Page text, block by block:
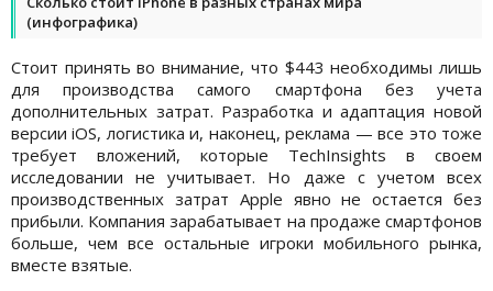
(инфографика)
Стоит принять во внимание, что $443 необходимы лишь
для производства самого смартфона без учета
дополнительных затрат. Разработка и адаптация новой
версии iOS, логистика и, наконец, реклама — все это тоже
требует вложений, которые TechInsights в своем
исследовании не учитывает. Но даже с учетом всех
производственных затрат Apple явно не остается без
прибыли. Компания зарабатывает на продаже смартфонов
больше, чем все остальные игроки мобильного рынка,
вместе взятые.